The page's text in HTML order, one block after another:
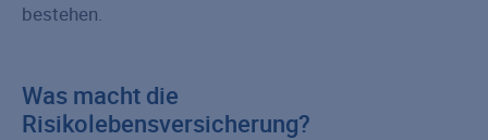
bestehen.
Was macht die
Risikolebensversicherung?